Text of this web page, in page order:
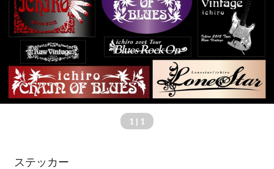
1 | 1
ステッカー